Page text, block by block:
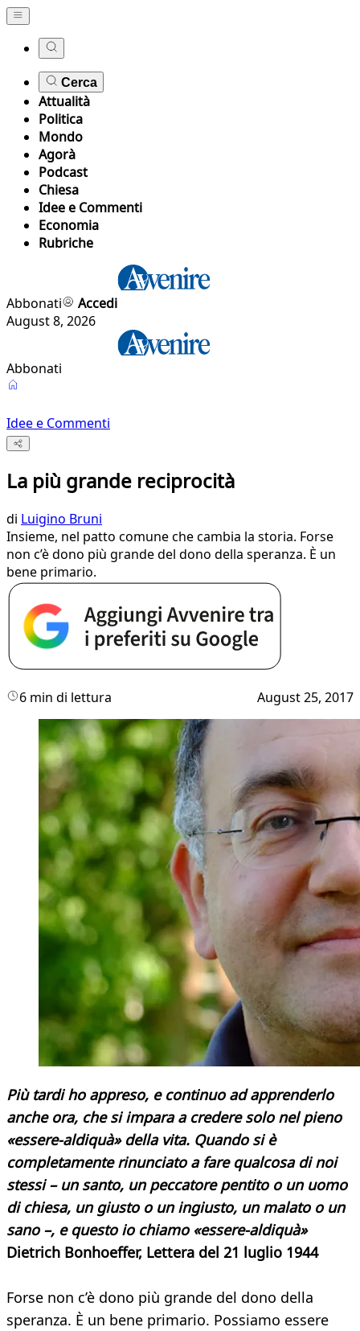
Cerca
Attualità
Politica
Mondo
Agorà
Podcast
Chiesa
Idee e Commenti
Economia
Rubriche
Abbonati
Accedi
August 8, 2026
Abbonati
Idee e Commenti
La più grande reciprocità
di Luigino Bruni
Insieme, nel patto comune che cambia la storia. Forse
non c’è dono più grande del dono della speranza. È un
bene primario.
6 min di lettura August 25, 2017
Più tardi ho appreso, e continuo ad apprenderlo
anche ora, che si impara a credere solo nel pieno
«essere-aldiquà» della vita. Quando si è
completamente rinunciato a fare qualcosa di noi
stessi – un santo, un peccatore pentito o un uomo
di chiesa, un giusto o un ingiusto, un malato o un
sano –, e questo io chiamo «essere-aldiquà»
Dietrich Bonhoeffer, Lettera del 21 luglio 1944
Forse non c’è dono più grande del dono della
speranza. È un bene primario. Possiamo essere